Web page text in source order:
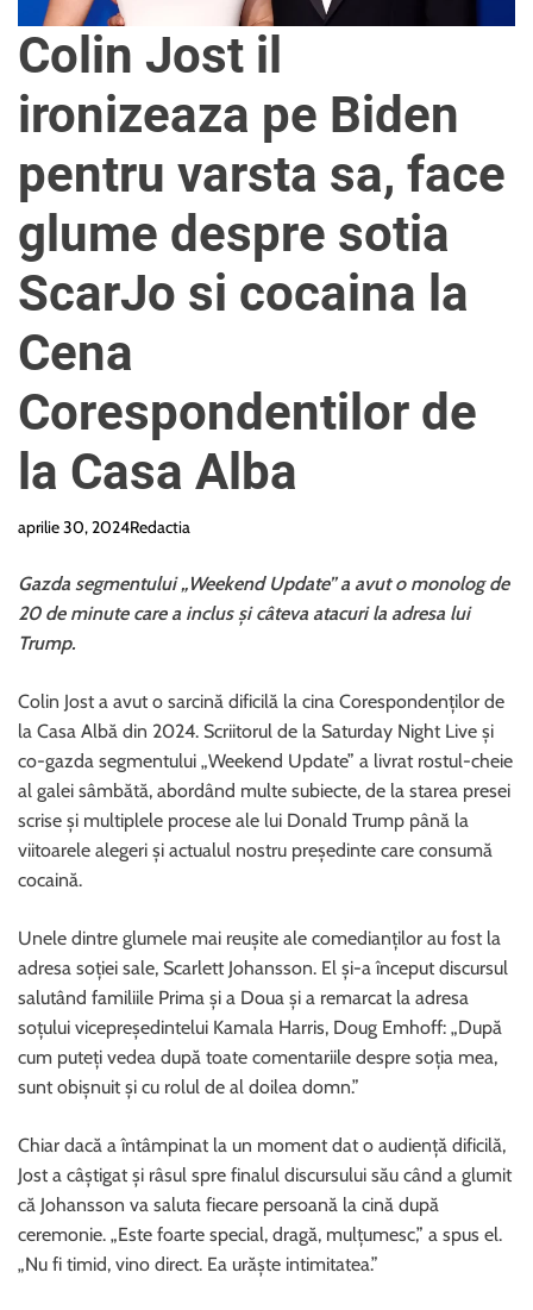
Colin Jost il
ironizeaza pe Biden
pentru varsta sa, face
glume despre sotia
ScarJo si cocaina la
Cena
Corespondentilor de
la Casa Alba
aprilie 30, 2024Redactia
Gazda segmentului „Weekend Update” a avut o monolog de
20 de minute care a inclus și câteva atacuri la adresa lui
Trump.
Colin Jost a avut o sarcină dificilă la cina Corespondenților de
la Casa Albă din 2024. Scriitorul de la Saturday Night Live și
co-gazda segmentului „Weekend Update” a livrat rostul-cheie
al galei sâmbătă, abordând multe subiecte, de la starea presei
scrise și multiplele procese ale lui Donald Trump până la
viitoarele alegeri și actualul nostru președinte care consumă
cocaină.
Unele dintre glumele mai reușite ale comedianților au fost la
adresa soției sale, Scarlett Johansson. El și-a început discursul
salutând familiile Prima și a Doua și a remarcat la adresa
soțului vicepreședintelui Kamala Harris, Doug Emhoff: „După
cum puteți vedea după toate comentariile despre soția mea,
sunt obișnuit și cu rolul de al doilea domn.”
Chiar dacă a întâmpinat la un moment dat o audiență dificilă,
Jost a câștigat și râsul spre finalul discursului său când a glumit
că Johansson va saluta fiecare persoană la cină după
ceremonie. „Este foarte special, dragă, mulțumesc,” a spus el.
„Nu fi timid, vino direct. Ea urăște intimitatea.”